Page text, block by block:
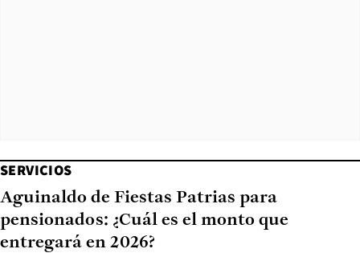
SERVICIOS
Aguinaldo de Fiestas Patrias para
pensionados: ¿Cuál es el monto que
entregará en 2026?